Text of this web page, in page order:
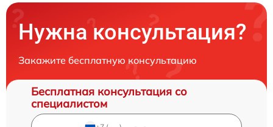
Нужна консультация?
Закажите бесплатную консультацию
Бесплатная консультация со
специалистом